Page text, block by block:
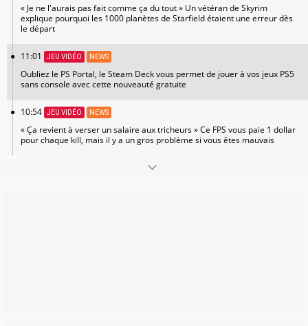
« Je ne l'aurais pas fait comme ça du tout » Un vétéran de Skyrim
explique pourquoi les 1000 planètes de Starfield étaient une erreur dès
le départ
11:01 JEU VIDÉO NEWS
Oubliez le PS Portal, le Steam Deck vous permet de jouer à vos jeux PS5
sans console avec cette nouveauté gratuite
10:54 JEU VIDÉO NEWS
« Ça revient à verser un salaire aux tricheurs » Ce FPS vous paie 1 dollar
pour chaque kill, mais il y a un gros problème si vous êtes mauvais